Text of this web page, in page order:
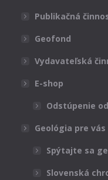
Publikačná
Geofond
Vydavateľská
E-shop
Odstúpenie
Geológia pre vás
Spýtajte sa
Slovenská